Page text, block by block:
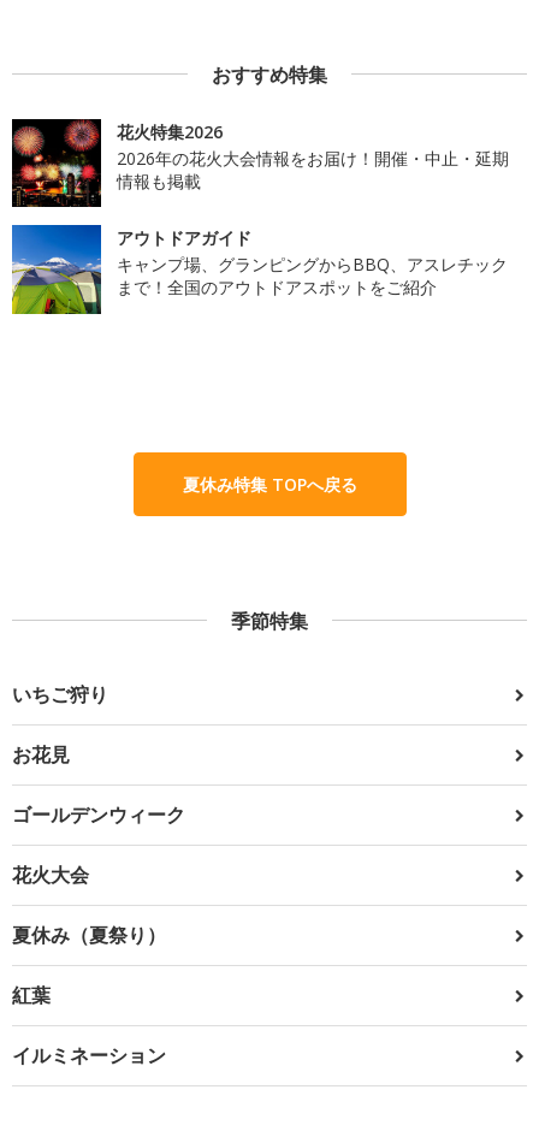
おすすめ特集
花火特集2026
2026年の花火大会情報をお届け！開催・中止・延期
情報も掲載
アウトドアガイド
キャンプ場、グランピングからBBQ、アスレチック
まで！全国のアウトドアスポットをご紹介
夏休み特集 TOPへ戻る
季節特集
いちご狩り
お花見
ゴールデンウィーク
花火大会
夏休み（夏祭り）
紅葉
イルミネーション